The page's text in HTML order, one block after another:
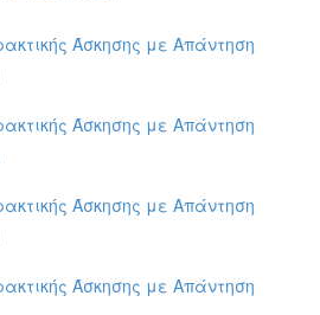
Άσκησης με Απάντηση
Άσκησης με Απάντηση
Άσκησης με Απάντηση
Άσκησης με Απάντηση